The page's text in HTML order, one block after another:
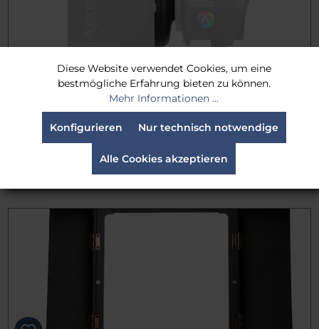
Aputure STORM 1200x/1000c Barn Doors Adapter
39,00 €
Diese Website verwendet Cookies, um eine
bestmögliche Erfahrung bieten zu können.
Mehr Informationen ...
Nur technisch notwendige
Konfigurieren
Alle Cookies akzeptieren